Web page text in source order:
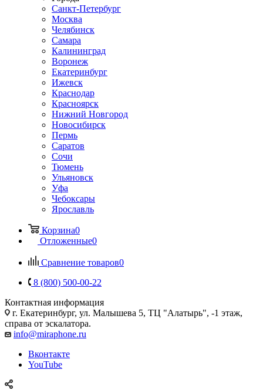
Санкт-Петербург
Москва
Челябинск
Самара
Калининград
Воронеж
Екатеринбург
Ижевск
Краснодар
Красноярск
Нижний Новгород
Новосибирск
Пермь
Саратов
Сочи
Тюмень
Ульяновск
Уфа
Чебоксары
Ярославль
Корзина0
Отложенные0
Сравнение товаров0
8 (800) 500-00-22
Контактная информация
г. Екатеринбург, ул. Малышева 5, ТЦ "Алатырь", -1 этаж,
справа от эскалатора.
info@miraphone.ru
Вконтакте
YouTube